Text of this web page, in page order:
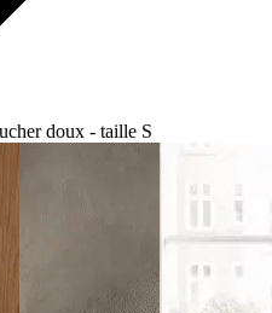
doux - taille S